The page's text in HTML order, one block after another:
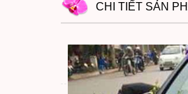
CHI TIẾT SẢN
Zoom